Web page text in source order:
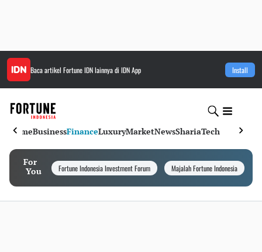
Baca artikel Fortune IDNlainnya di IDN App Install
HomeBusinessFinanceLuxuryMarketNewsShariaTech
For
You
Fortune Indonesia Investment Forum Majalah Fortune Indonesia